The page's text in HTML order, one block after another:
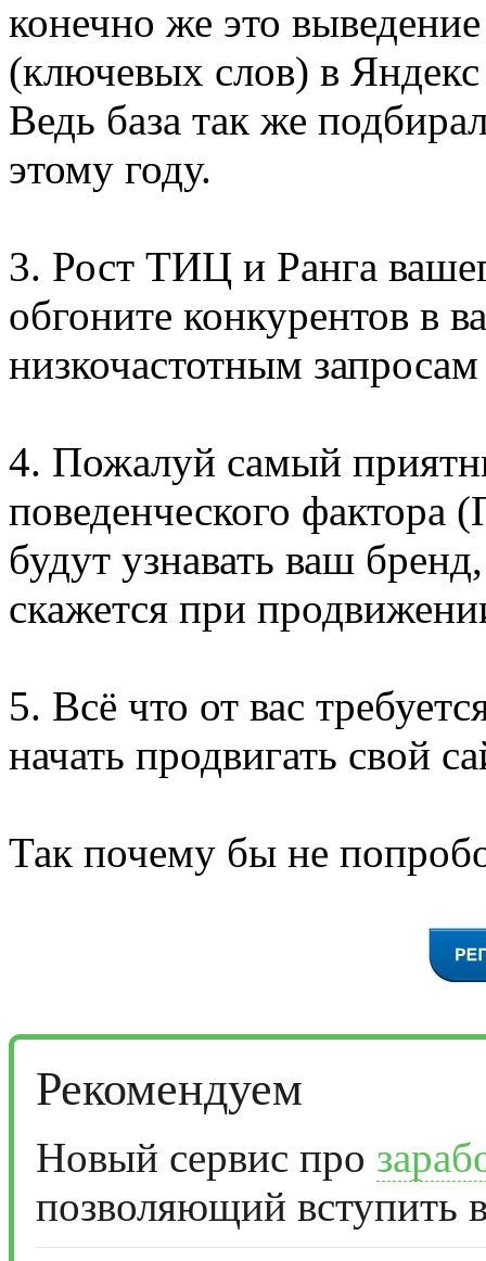
конечно же это
(ключевых слов) в
Ведь база так же
этому году.
3. Рост ТИЦ и Ранга
обгоните конкурентов в
низкочастотным
4. Пожалуй самый
поведенческого
будут узнавать ваш
скажется при
5. Всё что от вас
начать продвигать свой
Так почему бы не
Рекомендуем
Новый сервис про
позволяющий вступить